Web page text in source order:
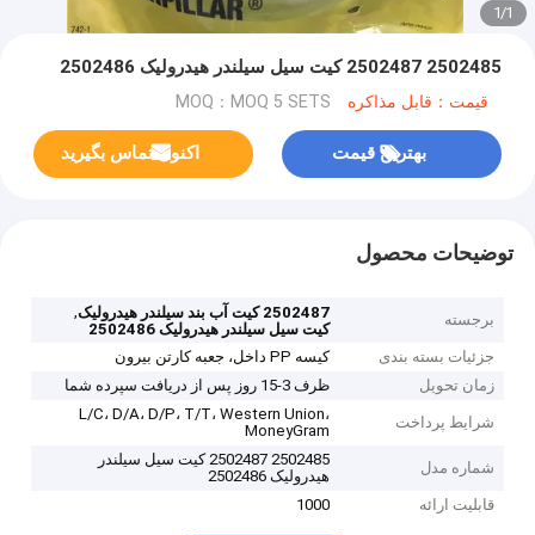
1
/
1
2502485 2502487 کیت سیل سیلندر هیدرولیک 2502486
قیمت：قابل مذاکره MOQ：MOQ 5 SETS
بهترین قیمت اکنون تماس بگیرید
توضیحات محصول
برجسته 2502487 کیت آب بند سیلندر هیدرولیک
,
کیت سیل سیلندر هیدرولیک 2502486
جزئیات بسته بندی
کیسه PP داخل، جعبه کارتن بیرون
زمان تحویل
ظرف 3-15 روز پس از دریافت سپرده شما
شرایط پرداخت
L/C، D/A، D/P، T/T، Western Union،
MoneyGram
شماره مدل
2502485 2502487 کیت سیل سیلندر
هیدرولیک 2502486
قابلیت ارائه
1000